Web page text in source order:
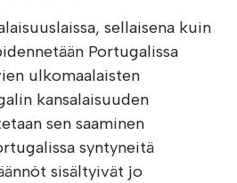
sellaisena kuin
Portugalissa
ulkomaalaisten
kansalaisuuden
sen saaminen
syntyneitä
sisältyivät jo